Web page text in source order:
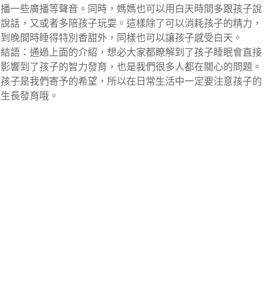
播一些廣播等聲音。同時，媽媽也可以用白天時間多跟孩子說
說話，又或者多陪孩子玩耍。這樣除了可以消耗孩子的精力，
到晚間時睡得特別香甜外，同樣也可以讓孩子感受白天。
結語：通過上面的介紹，想必大家都瞭解到了孩子睡眠會直接
影響到了孩子的智力發育，也是我們很多人都在關心的問題。
孩子是我們寄予的希望，所以在日常生活中一定要注意孩子的
生長發育哦。